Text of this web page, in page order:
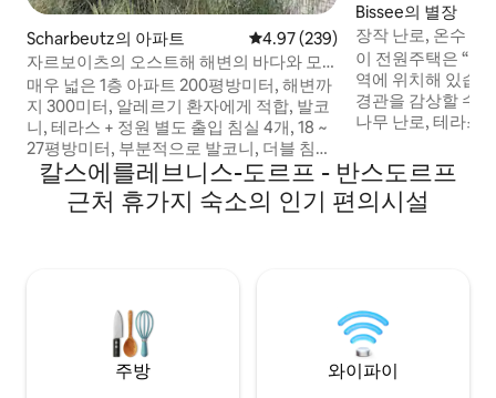
Scharbeutz의 아파트 평점 4.97점(5점 만점), 후기 239
4.97 (239)
자르보이츠의 오스트해 해변의 바다와 모
래
매우 넓은 1층 아파트 200평방미터, 해변까
지 300미터, 알레르기 환자에게 적합, 발코
니, 테라스 + 정원 별도 출입 침실 4개, 18 ~
27평방미터, 부분적으로 발코니, 더블 침대
3개 1.8x2m. 더블 소파 베드 2개 1.5x2m(패
밀리룸 1개, 온실 1개, 라운지 소파 2개) 벽난
로와 소파 3개가 있는 아늑한 거실 55평방
랜드에서 3km
Bissee의 별장
장작 난로, 온수 욕
코티지 오두막
이 전원주택은 “보
역에 위치해 있습
경관을 감상할 수
나무 난로, 테라스,
음악 시스템, 레코
x BBQ 공간, 자전
인 영화관, 거대한
칼스에를레브니스-도르프 - 반스도르프
근처 휴가지 숙소의 인기 편의시설
주방 와이파이